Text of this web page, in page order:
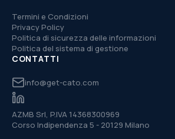
Termini e Condizioni
Privacy Policy
Politica di sicurezza delle informazioni
Politica del sistema di gestione
CONTATTI
info@get-cato.com
AZMB Srl, P.IVA 14368300969
Corso Indipendenza 5 - 20129 Milano